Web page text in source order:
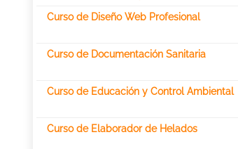
Curso de Diseño Web Profesional
Curso de Documentación Sanitaria
Curso de Educación y Control Ambiental
Curso de Elaborador de Helados